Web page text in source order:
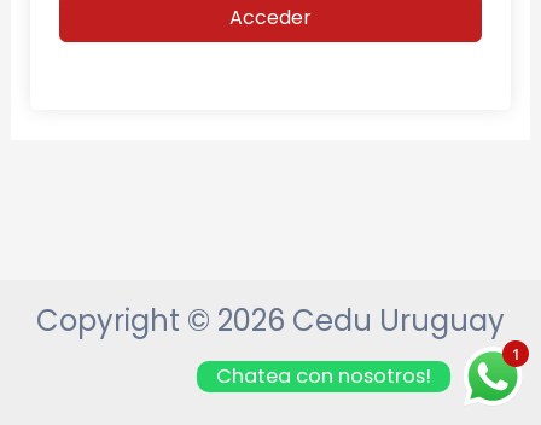
Acceder
Copyright © 2026 Cedu Uruguay
1
Chatea con nosotros!